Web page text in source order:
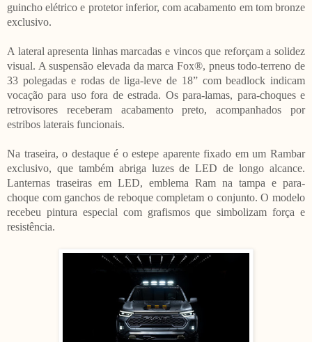
guincho elétrico e protetor inferior, com acabamento em tom bronze
exclusivo.
A lateral apresenta linhas marcadas e vincos que reforçam a solidez
visual. A suspensão elevada da marca Fox®, pneus todo-terreno de
33 polegadas e rodas de liga-leve de 18” com beadlock indicam
vocação para uso fora de estrada. Os para-lamas, para-choques e
retrovisores receberam acabamento preto, acompanhados por
estribos laterais funcionais.
Na traseira, o destaque é o estepe aparente fixado em um Rambar
exclusivo, que também abriga luzes de LED de longo alcance.
Lanternas traseiras em LED, emblema Ram na tampa e para-
choque com ganchos de reboque completam o conjunto. O modelo
recebeu pintura especial com grafismos que simbolizam força e
resistência.